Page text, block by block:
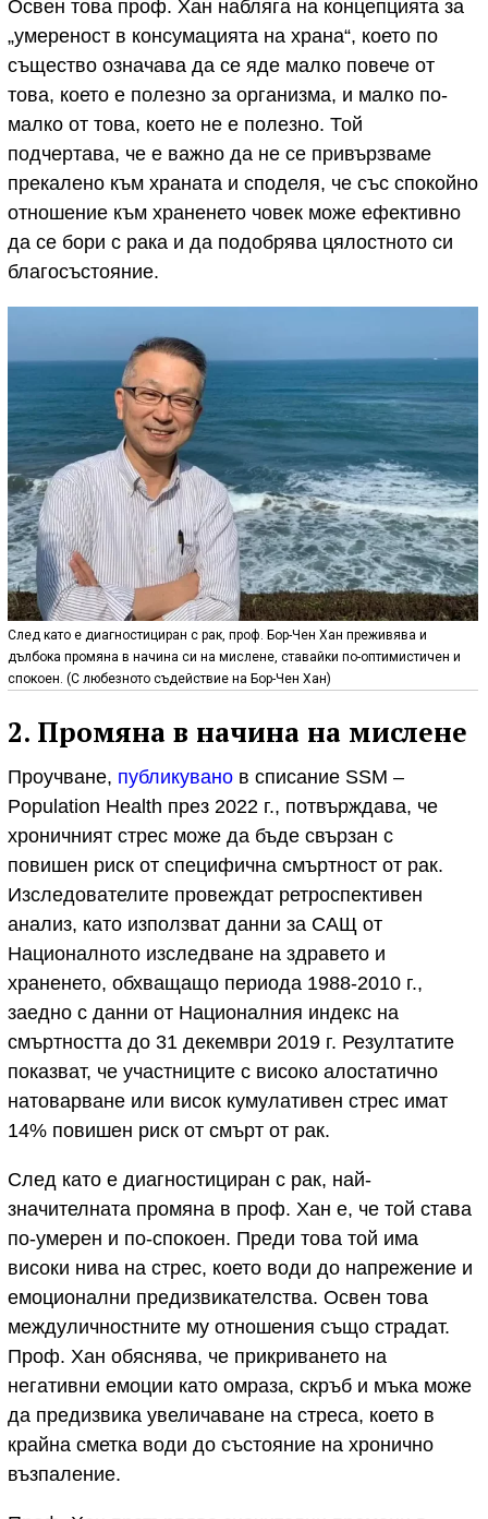
Освен това проф. Хан набляга на концепцията за
„умереност в консумацията на храна“, което по
същество означава да се яде малко повече от
това, което е полезно за организма, и малко по-
малко от това, което не е полезно. Той
подчертава, че е важно да не се привързваме
прекалено към храната и споделя, че със спокойно
отношение към храненето човек може ефективно
да се бори с рака и да подобрява цялостното си
благосъстояние.
След като е диагностициран с рак, проф. Бор-Чен Хан преживява и
дълбока промяна в начина си на мислене, ставайки по-оптимистичен и
спокоен. (С любезното съдействие на Бор-Чен Хан)
2. Промяна в начина на мислене
Проучване, публикувано в списание SSM –
Population Health през 2022 г., потвърждава, че
хроничният стрес може да бъде свързан с
повишен риск от специфична смъртност от рак.
Изследователите провеждат ретроспективен
анализ, като използват данни за САЩ от
Националното изследване на здравето и
храненето, обхващащо периода 1988-2010 г.,
заедно с данни от Националния индекс на
смъртността до 31 декември 2019 г. Резултатите
показват, че участниците с високо алостатично
натоварване или висок кумулативен стрес имат
14% повишен риск от смърт от рак.
След като е диагностициран с рак, най-
значителната промяна в проф. Хан е, че той става
по-умерен и по-спокоен. Преди това той има
високи нива на стрес, което води до напрежение и
емоционални предизвикателства. Освен това
междуличностните му отношения също страдат.
Проф. Хан обяснява, че прикриването на
негативни емоции като омраза, скръб и мъка може
да предизвика увеличаване на стреса, което в
крайна сметка води до състояние на хронично
възпаление.